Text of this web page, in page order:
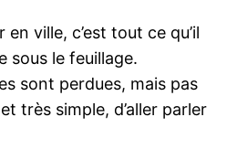
ville, c’est tout ce qu’il
sous le feuillage.
sont perdues, mais pas
très simple, d’aller parler